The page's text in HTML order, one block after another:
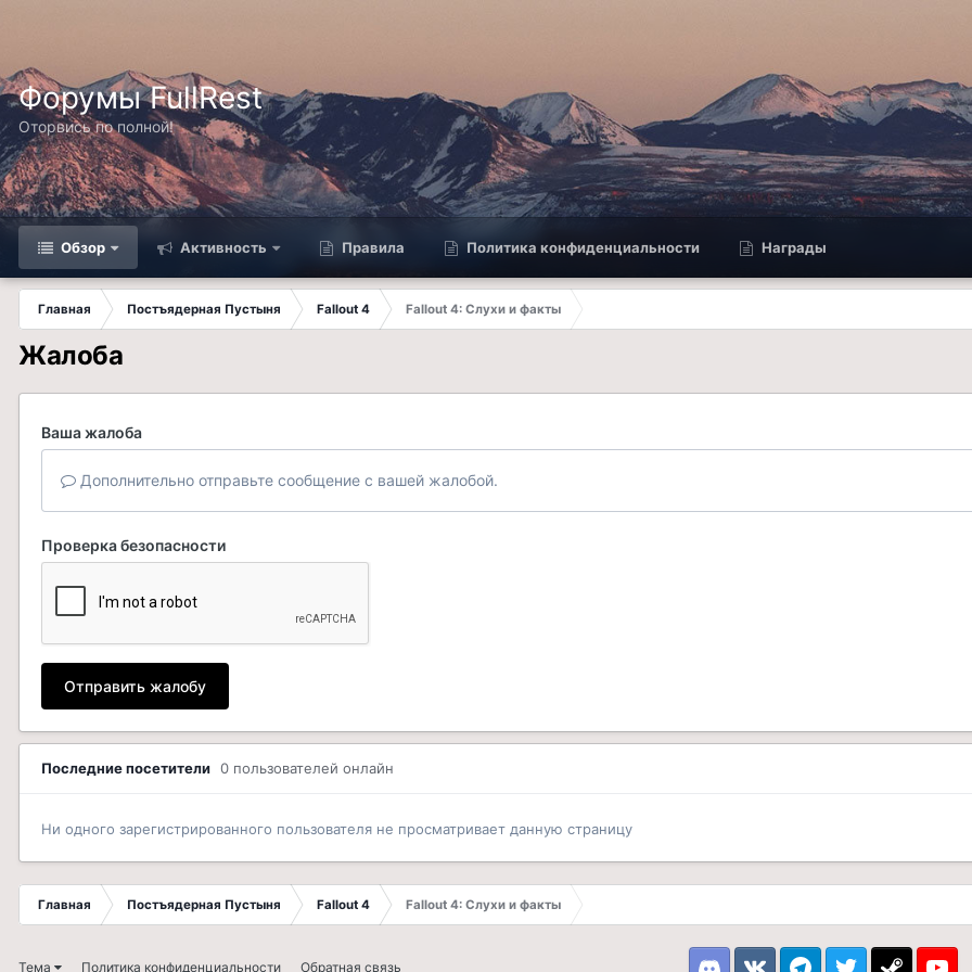
Форумы FullRest
Оторвись по полной!
Обзор Активность Правила Политика конфиденциальности Награды
Главная Постъядерная Пустыня Fallout 4
Fallout 4: Слухи и факты
Жалоба
Ваша жалоба
Дополнительно отправьте сообщение с вашей жалобой.
Проверка безопасности
Отправить жалобу
Последние посетители 0 пользователей онлайн
Ни одного зарегистрированного пользователя не просматривает данную страницу
Главная Постъядерная Пустыня Fallout 4 Fallout 4: Слухи и факты
Тема Политика конфиденциальности Обратная связь